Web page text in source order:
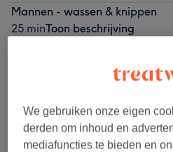
Mannen - wassen & knippen
25 minToon beschrijving
Toon beschrijving
Alle behandelingen
We gebruiken onze eigen
derden om inhoud en
mediafuncties te bieden en